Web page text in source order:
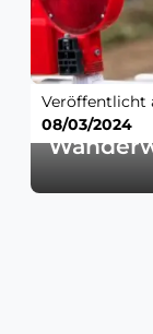
Veröffentlicht
08/03/2024